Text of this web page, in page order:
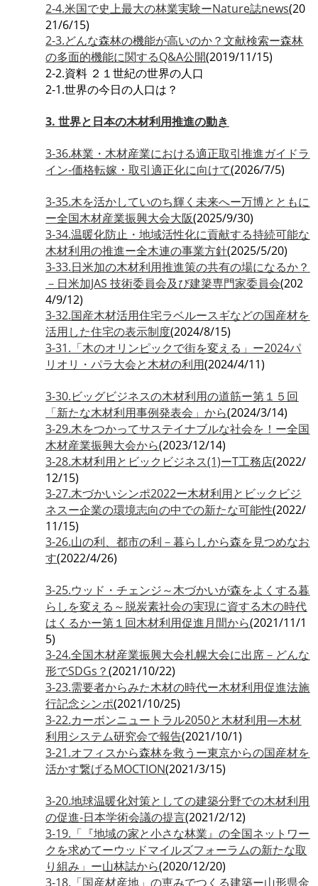
2-4.米国で史上最大の林業実験ーNature誌news(20
21/6/15)
2-3.どんな森林の機能が高いのか？文献検索ー森林
の多面的機能に関するQ&A公開(2019/11/15)
2-2.資料 ２１世紀の世界の人口
2-1.世界の今日の人口は？
3. 世界と日本の木材利用推進の動き
3-36.林業・木材産業における適正取引推進ガイドラ
イン-価格転嫁・取引適正化に向けて(2026/7/5)
3-35.木を活かしていのち輝く未来へー万博とともに
ー全国木材産業振興大会大阪(2025/9/30)
3-34.温暖化防止・地域活性化に貢献する持続可能な
木材利用の推進ー全木連の事業方針(2025/5/20)
3-33.日米加の木材利用推進策の共有の場になるか？
－日米加JAS 技術委員会及び建簗専門家委員会(202
4/9/12)
3-32.国産木材活用住宅ラベルースギなどの国産材を
活用した住宅の表示制度(2024/8/15)
3-31.「木のオリンピックで街を変える」ー2024パ
リオリ・パラ大会と木材の利用(2024/4/11)
3-30.ビッグビジネスの木材利用の道筋ー第１５回
「新たな木材利用事例発表会」から(2024/3/14)
3-29.木をつかってサステイナブルな社会を！ー全国
木材産業振興大会から(2023/12/14)
3-28.木材利用とビックビジネス(1)ーT工務店(2022/
12/15)
3-27.木づかいシンポ2022ー木材利用とビックビジ
ネスー企業の環境志向の中での新たな可能性(2022/
11/15)
3-26.山の利、都市の利－暮らしから森を見つめなお
す(2022/4/26)
3-25.ウッド・チェンジ～木づかいが森をよくする暮
らしを変える～脱炭素社会の実現に資する木の時代
はくるかー第１回木材利用促進月間から(2021/11/1
5)
3-24.全国木材産業振興大会札幌大会に出席－どんな
形でSDGs？(2021/10/22)
3-23.需要者からみた木材の時代ー木材利用促進法施
行記念シンポ(2021/10/25)
3-22.カーボンニュートラル2050と木材利用―木材
利用システム研究会で報告(2021/10/1)
3-21.オフィスから森林を救うー東京からの国産材を
活かす繋げるMOCTION(2021/3/15)
3-20.地球温暖化対策としての建築分野での木材利用
の促進-日本学術会議の提言(2021/2/12)
3-19.「『地域の家と小さな林業』の全国ネットワー
クを求めてーウッドマイルズフォーラムの新たな取
り組み」ー山林誌から(2020/12/20)
3-18.「国産材産地」の恵みでつくる建築ー山形県金